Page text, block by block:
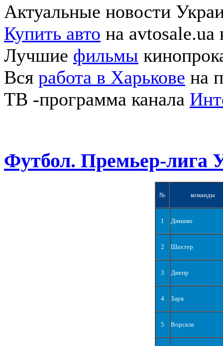
Актуальные новости
Купить авто на avtosale.ua
Лучшие фильмы
Вся работа в Харькове на
ТВ -программа канала
Футбол. Премьер-лига
№ команды
1 Динамо
2 Шахтер
3 Днепр
4 Заря
5 Ворскла